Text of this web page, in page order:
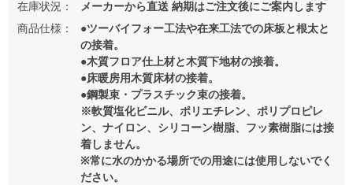
在庫状況：
メーカーから直送 納期はご注文後にご案内します
商品仕様：
●ツーバイフォー工法や在来工法での床板と根太と
の接着。
●木質フロア仕上材と木質下地材の接着。
●床暖房用木質床材の接着。
●鋼製束・プラスチック束の接着。
※軟質塩化ビニル、ポリエチレン、ポリプロピレ
ン、ナイロン、シリコーン樹脂、フッ素樹脂には接
着しません。
※常に水のかかる場所での用途には使用しないでく
ださい。